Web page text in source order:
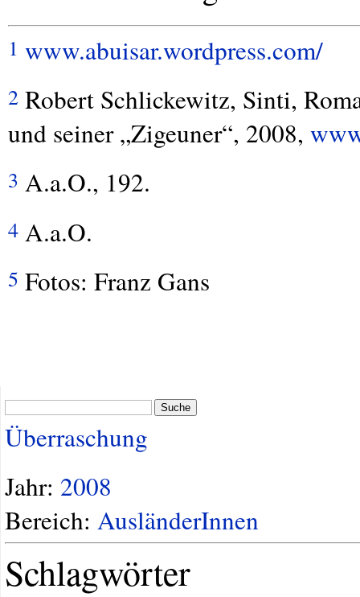
1 www.abuisar.wordpress.com/
2 Robert Schlickewitz, Sinti,
und seiner „Zigeuner“, 2008,
3 A.a.O., 192.
4 A.a.O.
5 Fotos: Franz Gans
Suche
Überraschung
Jahr: 2008
Bereich: AusländerInnen
Schlagwörter